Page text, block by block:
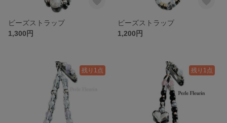
ビーズストラップ
1,300円
ビーズストラップ
1,200円
残り1点 残り1点